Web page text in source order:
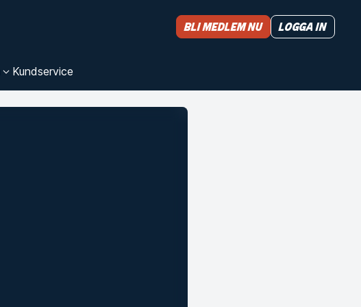
Kundservice
Bli medlem nu Logga in